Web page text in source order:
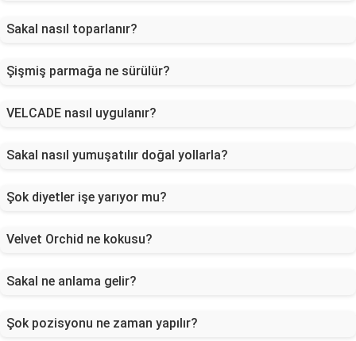
Sakal nasıl toparlanır?
Şişmiş parmağa ne sürülür?
VELCADE nasıl uygulanır?
Sakal nasıl yumuşatılır doğal yollarla?
Şok diyetler işe yarıyor mu?
Velvet Orchid ne kokusu?
Sakal ne anlama gelir?
Şok pozisyonu ne zaman yapılır?